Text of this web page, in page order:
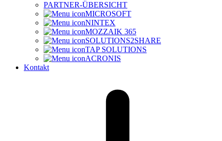
PARTNER-ÜBERSICHT
MICROSOFT
NINTEX
MOZZAIK 365
SOLUTIONS2SHARE
TAP SOLUTIONS
ACRONIS
Kontakt